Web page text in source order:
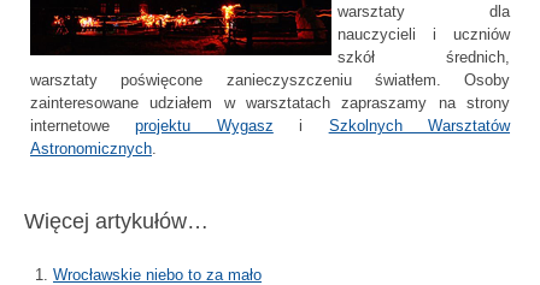
warsztaty dla
nauczycieli i uczniów
szkół średnich,
warsztaty poświęcone zanieczyszczeniu światłem. Osoby
zainteresowane udziałem w warsztatach zapraszamy na strony
internetoweprojektu Wygasz i Szkolnych Warsztatów
Astronomicznych
Więcej artykułów…
Wrocławskie niebo to za mało